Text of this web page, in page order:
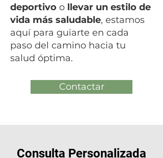
deportivo o llevar un estilo de
vida más saludable, estamos
aquí para guiarte en cada
paso del camino hacia tu
salud óptima.
Contactar
Consulta Personalizada